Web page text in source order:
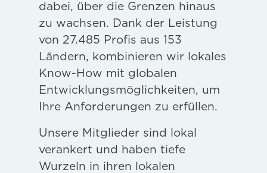
dabei, über die Grenzen hinaus
zu wachsen. Dank der Leistung
von 27.485 Profis aus 153
Ländern, kombinieren wir lokales
Know-How mit globalen
Entwicklungsmöglichkeiten, um
Ihre Anforderungen zu erfüllen.
Unsere Mitglieder sind lokal
verankert und haben tiefe
Wurzeln in ihren lokalen